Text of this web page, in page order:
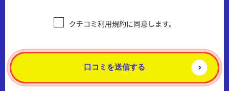
コミご利用規約」（以下、「本規約」といいます）を設けておりま
第２条（規約の範囲と変更）
本規約は、本サービスをご利用される全てのご利用者に適用されま
す。本サービスをご利用された際は、ご利用者は本規約にご同意さ
れご承諾されたものとみなされます。 当社は、必要に応じて本規約
クチコミ利用規約に同意します。
口コミを送信する